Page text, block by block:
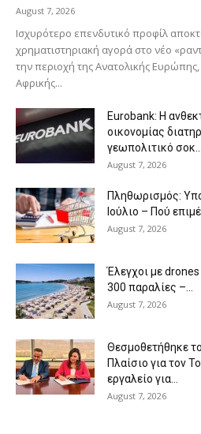
August 7, 2026
Ισχυρότερο επενδυτικό προφίλ
χρηματιστηριακή αγορά στο νέο
την περιοχή της Ανατολικής
Αφρικής...
Eurobank: Η
οικονομίας
γεωπολιτικό σοκ...
August 7, 2026
Πληθωρισμός:
Ιούλιο – Πού
August 7, 2026
Έλεγχοι με
300 παραλίες –...
August 7, 2026
Θεσμοθετήθηκε
Πλαίσιο για τον
εργαλείο για...
August 7, 2026